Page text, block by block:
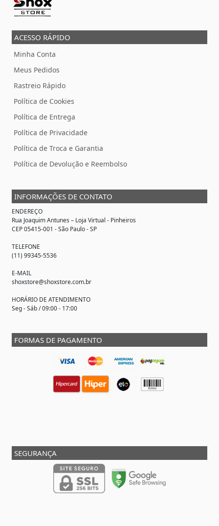
ACESSO RÁPIDO
Minha Conta
Meus Pedidos
Rastreio Rápido
Política de Cookies
Política de Entrega
Política de Privacidade
Política de Troca e Garantia
Política de Devolução e Reembolso
INFORMAÇÕES DE CONTATO
ENDEREÇO
Rua Joaquim Antunes – Loja Virtual - Pinheiros
CEP 05415-001 - São Paulo - SP
TELEFONE
(11) 99345-5536
E-MAIL
shoxstore@shoxstore.com.br
HORÁRIO DE ATENDIMENTO
Seg - Sáb / 09:00 - 17:00
FORMAS DE PAGAMENTO
SEGURANÇA